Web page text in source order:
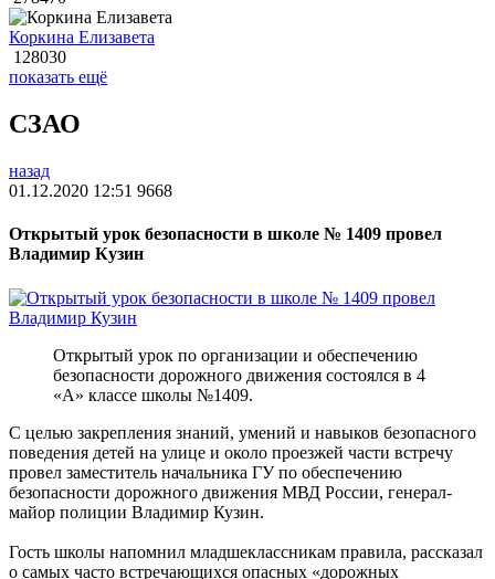
Коркина Елизавета
128030
показать ещё
СЗАО
назад
01.12.2020 12:51 9668
Открытый урок безопасности в школе № 1409 провел
Владимир Кузин
Открытый урок по организации и обеспечению
безопасности дорожного движения состоялся в 4
«А» классе школы №1409.
С целью закрепления знаний, умений и навыков безопасного
поведения детей на улице и около проезжей части встречу
провел заместитель начальника ГУ по обеспечению
безопасности дорожного движения МВД России, генерал-
майор полиции Владимир Кузин.
Гость школы напомнил младшеклассникам правила, рассказал
о самых часто встречающихся опасных «дорожных